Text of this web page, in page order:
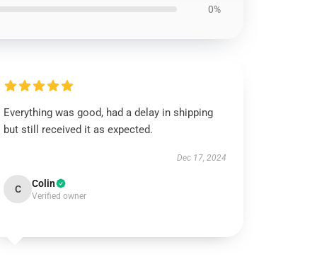
0%
Everything was good, had a delay in shipping
but still received it as expected.
Dec 17, 2024
C Colin
Verified owner